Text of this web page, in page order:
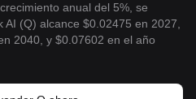
anual del 5%, se
(Q) alcance $0.02475 en 2027,
2040, y $0.07602 en el año